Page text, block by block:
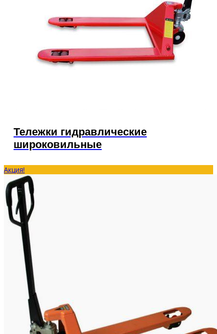
Тележки гидравлические
широковильные
Акция!